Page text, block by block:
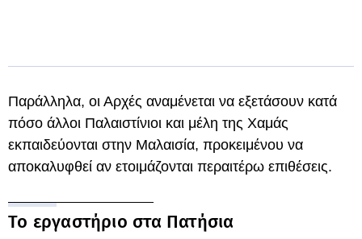
Παράλληλα, οι Αρχές αναμένεται να εξετάσουν κατά
πόσο άλλοι Παλαιστίνιοι και μέλη της Χαμάς
εκπαιδεύονται στην Μαλαισία, προκειμένου να
αποκαλυφθεί αν ετοιμάζονται περαιτέρω επιθέσεις.
Το εργαστήριο στα Πατήσια